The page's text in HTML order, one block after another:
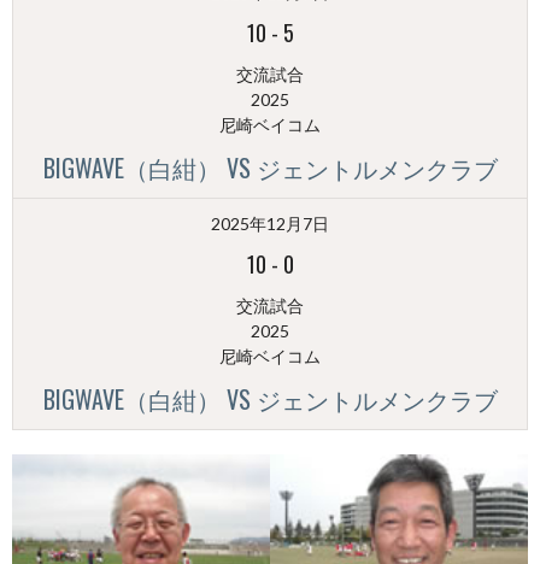
10 - 5
交流試合
2025
尼崎ベイコム
BIGWAVE（白紺） VS ジェントルメンクラブ
2025年12月7日
10 - 0
交流試合
2025
尼崎ベイコム
BIGWAVE（白紺） VS ジェントルメンクラブ